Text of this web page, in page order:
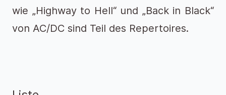
wie „Highway to Hell“ und „Back in Black“
von AC/DC sind Teil des Repertoires.